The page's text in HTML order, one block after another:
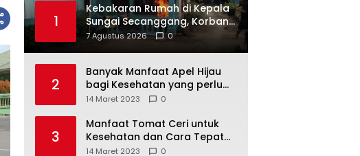
1
Kebakaran Rumah di Kepala
Sungai Secanggang, Korban
Dievakuasi
7 Agustus 2026 0
2
Banyak Manfaat Apel Hijau
bagi Kesehatan yang perlu
Anda ketahui
14 Maret 2023 0
3
Manfaat Tomat Ceri untuk
Kesehatan dan Cara Tepat
Mengonsumsinya
14 Maret 2023 0